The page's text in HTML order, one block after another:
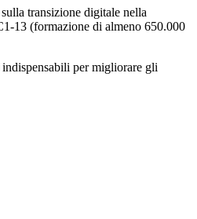
transizione digitale nella
13 (formazione di almeno 650.000
per migliorare gli